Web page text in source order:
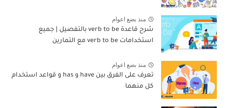
منذ بضع اعوام
شرح قاعدة verb to be بالتفصيل | جميع
استخدامات verb to be مع التمارين
منذ بضع اعوام
تعرف على الفرق بين have و has و قواعد استخدام
كل منهما